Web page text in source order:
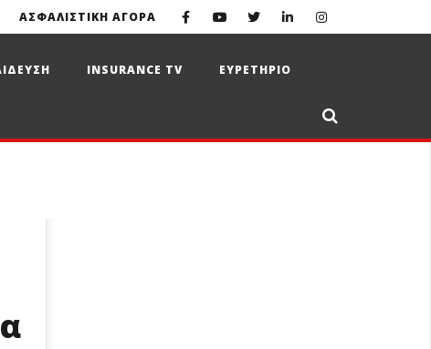
ΑΣΦΑΛΙΣΤΙΚΗ ΑΓΟΡΑ
INSURANCE TV ΕΥΡΕΤΗΡΙΟ